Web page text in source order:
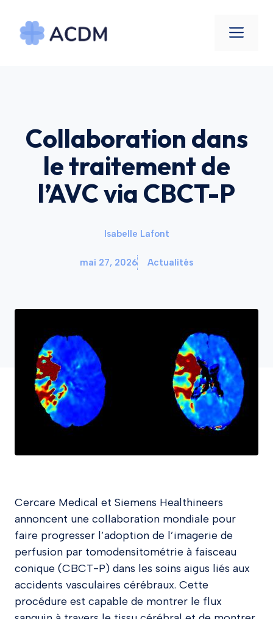
contenu
Collaboration dans
le traitement de
l’AVC via CBCT-P
Isabelle Lafont
mai 27, 2026 Actualités
Cercare Medical et Siemens Healthineers
annoncent une collaboration mondiale pour
faire progresser l’adoption de l’imagerie de
perfusion par tomodensitométrie à faisceau
conique (CBCT-P) dans les soins aigus liés aux
accidents vasculaires cérébraux. Cette
procédure est capable de montrer le flux